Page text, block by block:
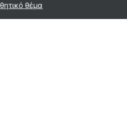
θέμα